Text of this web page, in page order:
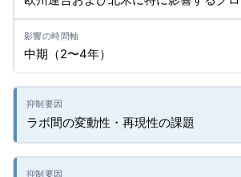
中期（2〜4年）
ラボ間の変動性・再現性の課題